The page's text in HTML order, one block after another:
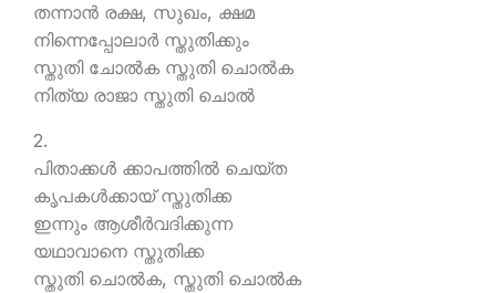
തന്നാന്‍ രക്ഷ, സുഖം, ക്ഷമ
നിന്നെപ്പോലാര്‍ സ്തുതിക്കും
സ്തുതി ചോല്‍ക സ്തുതി ചൊല്‍ക
നിത്യ രാജാ സ്തുതി ചൊല്‍
2.
പിതാക്കള്‍ ക്കാപത്തില്‍ ചെയ്ത
കൃപകള്‍ക്കായ് സ്തുതിക്ക
ഇന്നും ആശീര്‍വദിക്കുന്ന
യഥാവാനെ സ്തുതിക്ക
സ്തുതി ചൊല്‍ക, സ്തുതി ചൊല്‍ക